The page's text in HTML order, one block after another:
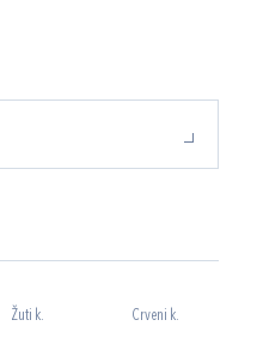
Žuti k. Crveni k.